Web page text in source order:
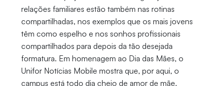
relações familiares estão também nas rotinas
compartilhadas, nos exemplos que os mais jovens
têm como espelho e nos sonhos profissionais
compartilhados para depois da tão desejada
formatura. Em homenagem ao Dia das Mães, o
Unifor Notícias Mobile mostra que, por aqui, o
campus está todo dia cheio de amor de mãe.